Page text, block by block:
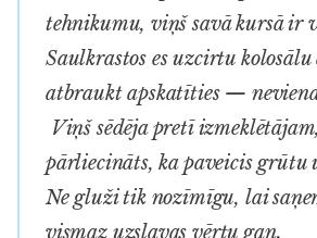
tehnikumu, viņš savā kursā ir
Saulkrastos es uzcirtu
atbraukt apskatīties —
Viņš sēdēja pretī
pārliecināts, ka paveicis grūtu
Ne gluži tik nozīmīgu, lai
vismaz uzslavas vērtu gan.